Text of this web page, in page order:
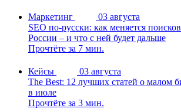
Маркетинг
03 августа
SEO по-русски: как меняется
России – и что с ней будет дальше
Прочтёте за 7 мин.
Кейсы
03 августа
The Best: 12 лучших статей о малом
в июле
Прочтёте за 3 мин.